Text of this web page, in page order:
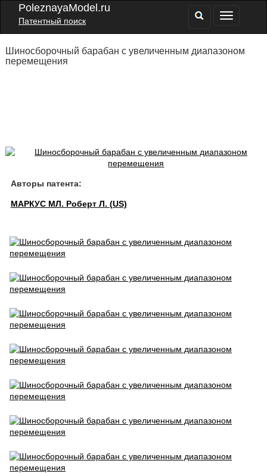
PoleznayaModel.ru
Патентный поиск
Шиносборочный барабан с увеличенным диапазоном
перемещения
Авторы патента:
МАРКУС МЛ. Роберт Л. (US)